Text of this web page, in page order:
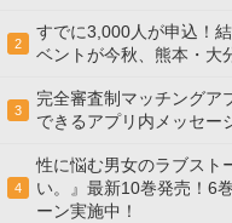
2
すでに3,000人が申込！
ベントが今秋、熊本・大
3
完全審査制マッチングア
できるアプリ内メッセー
4
性に悩む男女のラブスト
い。』最新10巻発売！6
ーン実施中！